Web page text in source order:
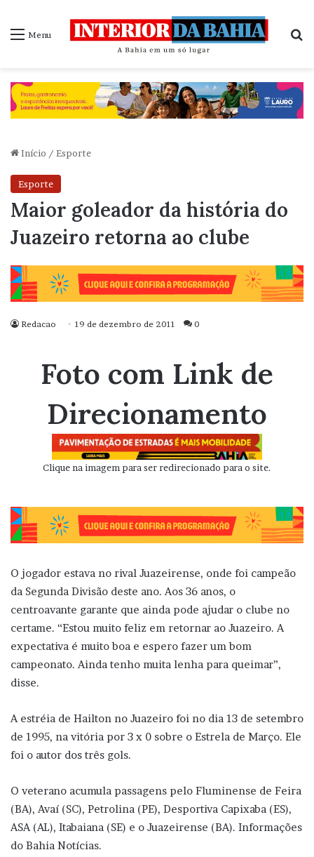
Menu
Início / Esporte
Esporte
Maior goleador da história do
Juazeiro retorna ao clube
Redacao 19 de dezembro de 2011 0
Foto com Link de
Direcionamento
Clique na imagem para ser redirecionado para o site.
O jogador estava no rival Juazeirense, onde foi campeão
da Segunda Divisão deste ano. Aos 36 anos, o
centroavante garante que ainda pode ajudar o clube no
certame. “Estou muito feliz em retornar ao Juazeiro. A
expectativa é muito boa e espero fazer um bom
campeonato. Ainda tenho muita lenha para queimar”,
disse.
A estréia de Hailton no Juazeiro foi no dia 13 de setembro
de 1995, na vitória por 3 x 0 sobre o Estrela de Março. Ele
foi o autor dos três gols.
O veterano acumula passagens pelo Fluminense de Feira
(BA), Avaí (SC), Petrolina (PE), Desportiva Capixaba (ES),
ASA (AL), Itabaiana (SE) e o Juazeirense (BA). Informações
do Bahia Notícias.